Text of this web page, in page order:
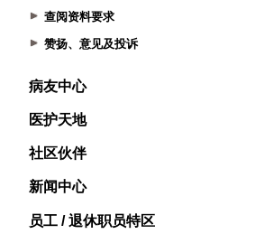
查阅资料要求
赞扬、意见及投诉
病友中心
医护天地
社区伙伴
新闻中心
员工 / 退休职员特区